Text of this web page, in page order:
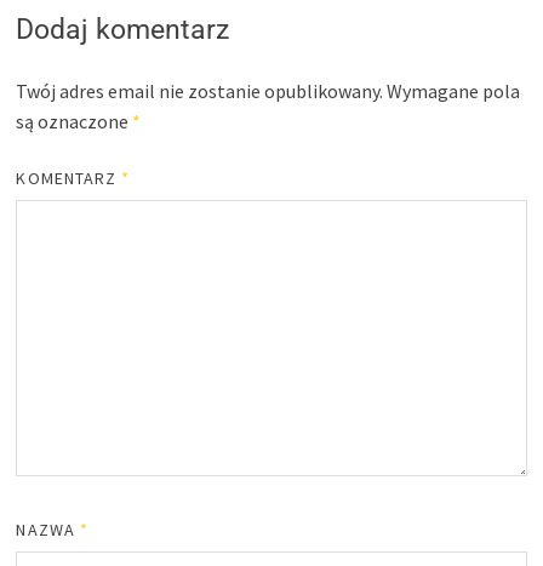
Dodaj komentarz
Twój adres email nie zostanie opublikowany. Wymagane pola
są oznaczone *
KOMENTARZ *
NAZWA *